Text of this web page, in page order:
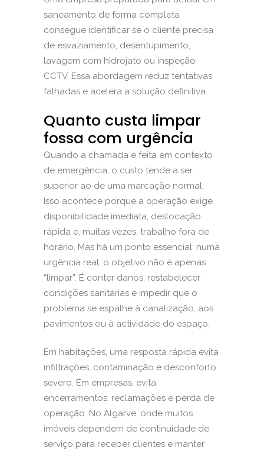
saneamento de forma completa
consegue identificar se o cliente precisa
de esvaziamento, desentupimento,
lavagem com hidrojato ou inspeção
CCTV. Essa abordagem reduz tentativas
falhadas e acelera a solução definitiva.
Quanto custa limpar
fossa com urgência
Quando a chamada é feita em contexto
de emergência, o custo tende a ser
superior ao de uma marcação normal.
Isso acontece porque a operação exige
disponibilidade imediata, deslocação
rápida e, muitas vezes, trabalho fora de
horário. Mas há um ponto essencial: numa
urgência real, o objetivo não é apenas
“limpar”. É conter danos, restabelecer
condições sanitárias e impedir que o
problema se espalhe à canalização, aos
pavimentos ou à actividade do espaço.
Em habitações, uma resposta rápida evita
infiltrações, contaminação e desconforto
severo. Em empresas, evita
encerramentos, reclamações e perda de
operação. No Algarve, onde muitos
imóveis dependem de continuidade de
serviço para receber clientes e manter